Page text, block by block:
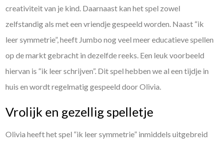
creativiteit van je kind. Daarnaast kan het spel zowel
zelfstandig als met een vriendje gespeeld worden. Naast “ik
leer symmetrie”, heeft Jumbo nog veel meer educatieve spellen
op de markt gebracht in dezelfde reeks. Een leuk voorbeeld
hiervan is “ik leer schrijven”. Dit spel hebben we al een tijdje in
huis en wordt regelmatig gespeeld door Olivia.
Vrolijk en gezellig spelletje
Olivia heeft het spel “ik leer symmetrie” inmiddels uitgebreid